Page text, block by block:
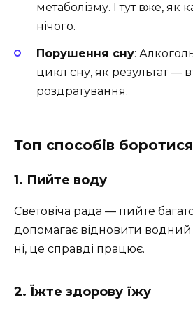
метаболізму. І тут вже, як
нічого.
Порушення сну:
цикл сну, як результат —
роздратування.
Топ способів
1. Пийте воду
Световіча рада — пийте
допомагає відновити водний
ні, це справді працює.
2. Їжте здорову їжу